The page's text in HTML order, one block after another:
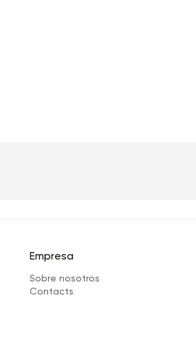
Empresa
Sobre nosotros
Сontacts